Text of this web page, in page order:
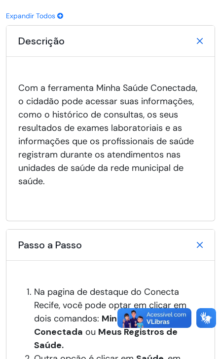
Expandir Todos
Descrição
Com a ferramenta Minha Saúde Conectada,
o cidadão pode acessar suas informações,
como o histórico de consultas, os seus
resultados de exames laboratoriais e as
informações que os profissionais de saúde
registram durante os atendimentos nas
unidades de saúde da rede municipal de
saúde.
Passo a Passo
Na pagina de destaque do Conecta
Recife, você pode optar em clicar em
dois comandos: Minha Saúde
Conectada ou Meus Registros de
Saúde.